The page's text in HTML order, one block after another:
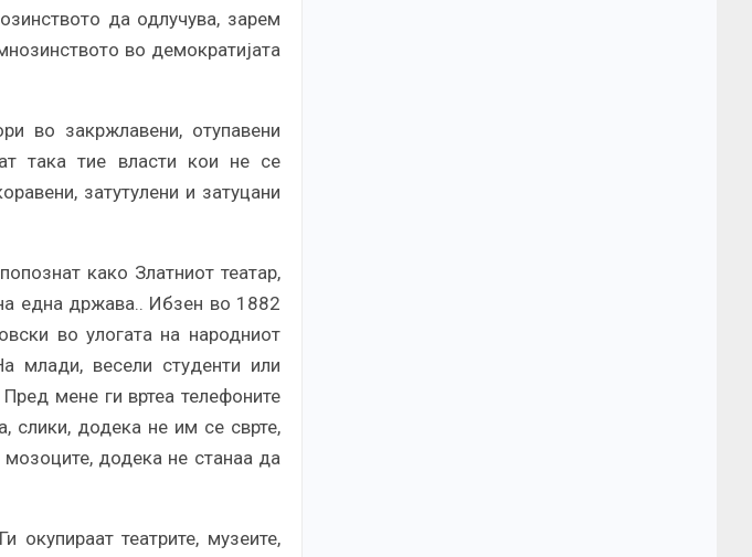
да одлучува, зарем
во демократијата
во закржлавени, отупавени
така тие власти кои не се
затутулени и затуцани
како Златниот театар,
една држава.. Ибзен во 1882
во улогата на народниот
млади, весели студенти или
мене ги вртеа телефоните
слики, додека не им се сврте,
додека не станаа да
окупираат театрите, музеите,